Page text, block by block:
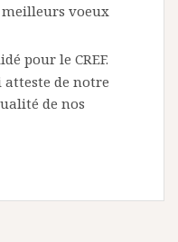
meilleurs voeux
pour le CREF.
atteste de notre
de nos